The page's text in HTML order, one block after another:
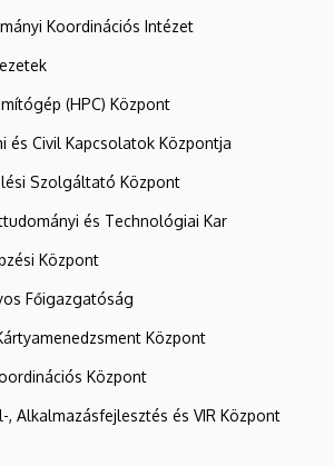
Koordinációs Intézet
(HPC) Központ
és Civil Kapcsolatok Központja
Szolgáltató Központ
és Technológiai Kar
Központ
Főigazgatóság
Központ
Központ
, Alkalmazásfejlesztés és VIR Központ